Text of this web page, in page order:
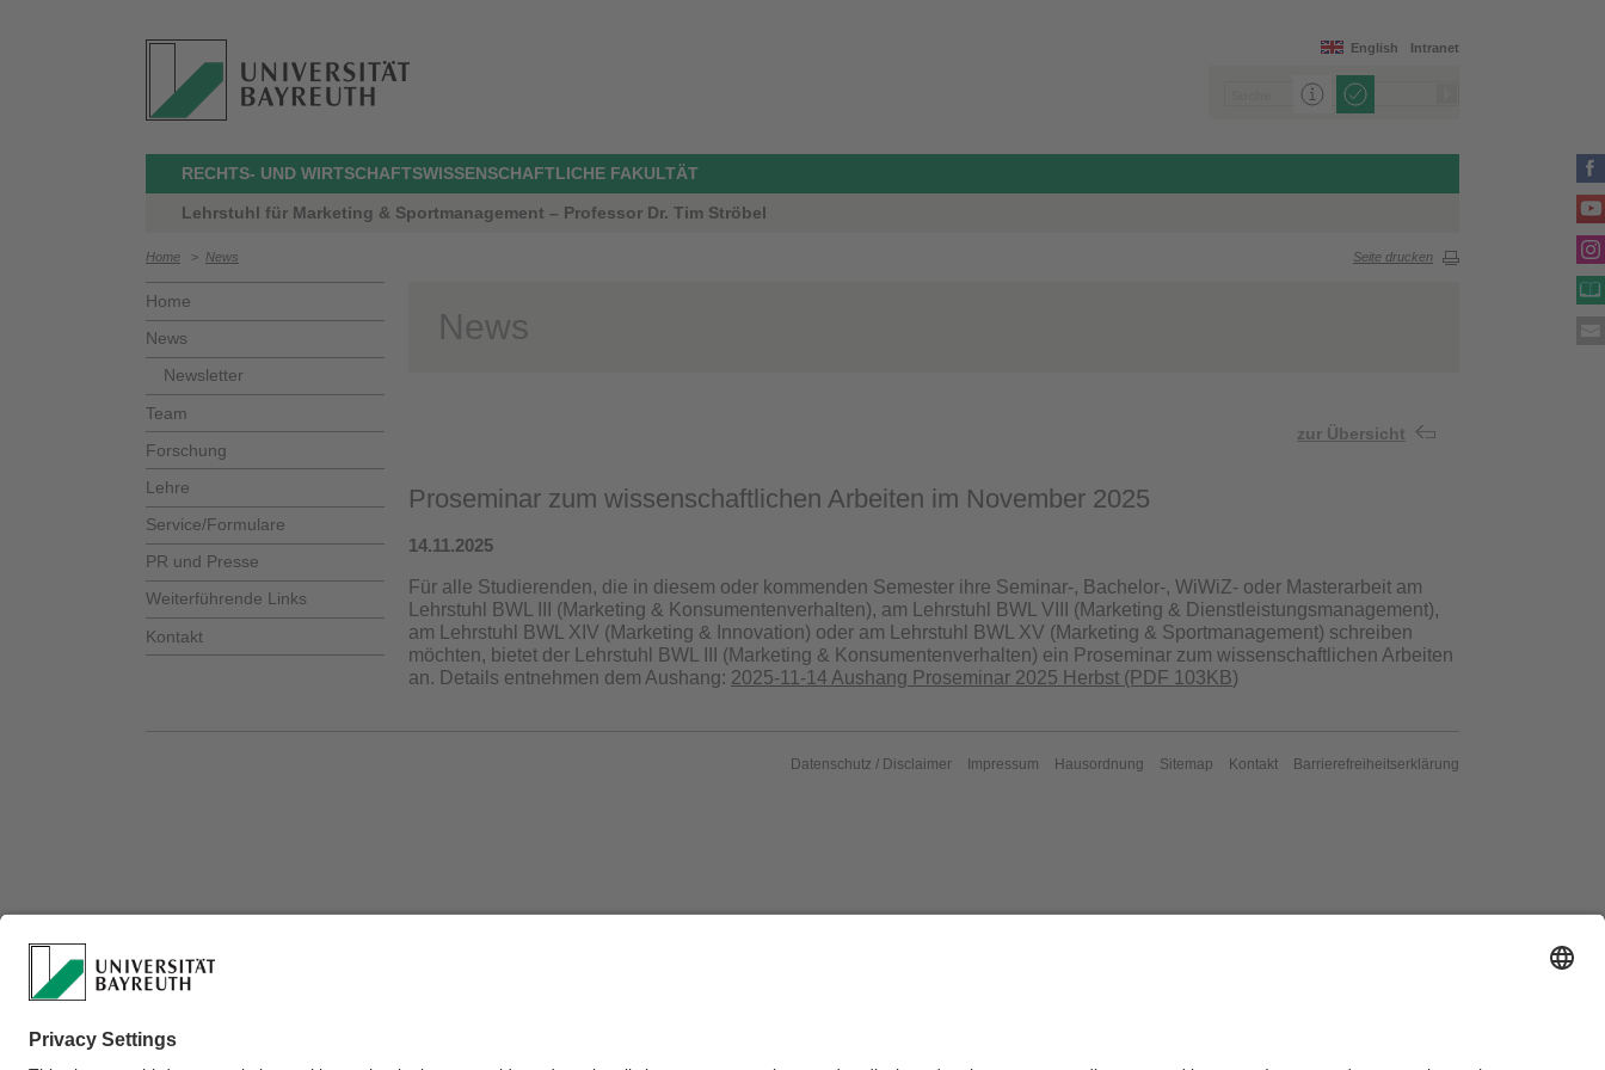
Intranet
English
RECHTS- UND WIRTSCHAFTSWISSENSCHAFTLICHE FAKULTÄT
Lehrstuhl für Marketing & Sportmanagement – Professor Dr. Tim Ströbel
Home > News Seite drucken
Home
News
Newsletter
Team
Forschung
Lehre
Service/Formulare
PR und Presse
Weiterführende Links
Kontakt
News
zur Übersicht
Proseminar zum wissenschaftlichen Arbeiten im November 2025
14.11.2025
Für alle Studierenden, die in diesem oder kommenden Semester ihre Seminar-, Bachelor-, WiWiZ- oder Masterarbeit am
Lehrstuhl BWL III (Marketing & Konsumentenverhalten), am Lehrstuhl BWL VIII (Marketing & Dienstleistungsmanagement),
am Lehrstuhl BWL XIV (Marketing & Innovation) oder am Lehrstuhl BWL XV (Marketing & Sportmanagement) schreiben
möchten, bietet der Lehrstuhl BWL III (Marketing & Konsumentenverhalten) ein Proseminar zum wissenschaftlichen Arbeiten
an. Details entnehmen dem Aushang: 2025-11-14 Aushang Proseminar 2025 Herbst (PDF 103KB)
Datenschutz / Disclaimer Impressum Hausordnung Sitemap Kontakt Barrierefreiheitserklärung